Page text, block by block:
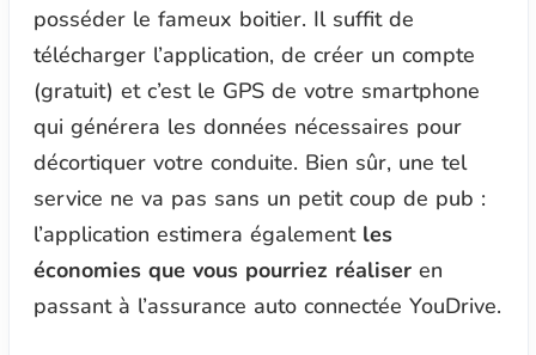
posséder le fameux boitier. Il suffit de
télécharger l’application, de créer un compte
(gratuit) et c’est le GPS de votre smartphone
qui générera les données nécessaires pour
décortiquer votre conduite. Bien sûr, une tel
service ne va pas sans un petit coup de pub :
l’application estimera également les
économies que vous pourriez réaliseren
passant à l’assurance auto connectée YouDrive.